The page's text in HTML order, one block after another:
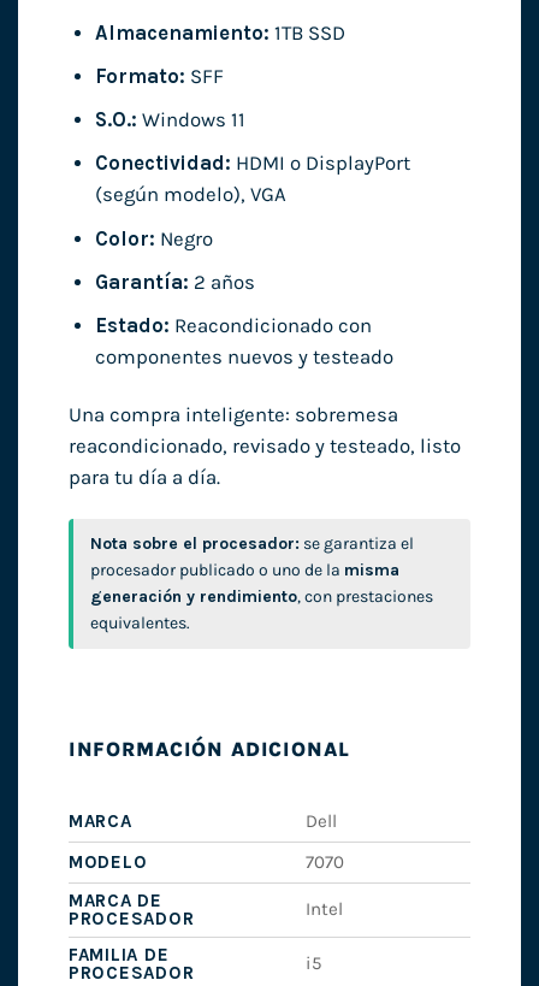
Almacenamiento: 1TB SSD
Formato: SFF
S.O.: Windows 11
Conectividad: HDMI o DisplayPort
(según modelo), VGA
Color: Negro
Garantía: 2 años
Estado: Reacondicionado con
componentes nuevos y testeado
Una compra inteligente: sobremesa
reacondicionado, revisado y testeado, listo
para tu día a día.
Nota sobre el procesador: se garantiza el
procesador publicado o uno de la misma
generación y rendimiento, con prestaciones
equivalentes.
INFORMACIÓN ADICIONAL
MARCA
Dell
MODELO
7070
MARCA DE
PROCESADOR
Intel
FAMILIA DE
PROCESADOR
i5